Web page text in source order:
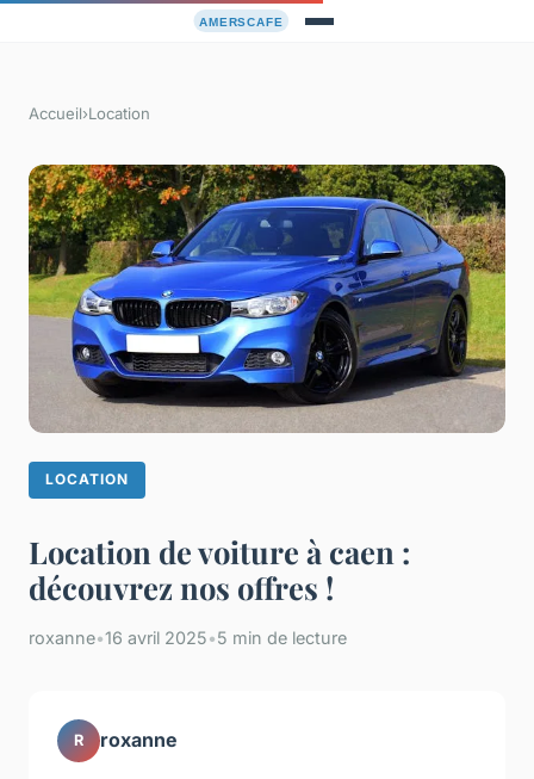
Accueil›Location
LOCATION
Location de voiture à caen :
découvrez nos offres !
roxanne•16 avril 2025•5 min de lecture
R roxanne